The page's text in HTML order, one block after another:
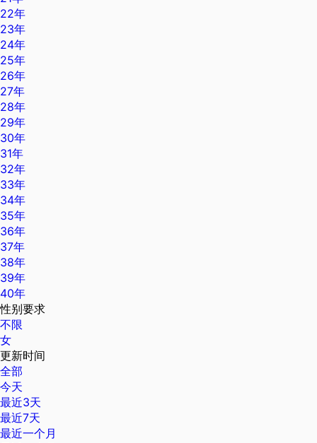
22年
23年
24年
25年
26年
27年
28年
29年
30年
31年
32年
33年
34年
35年
36年
37年
38年
39年
40年
性别要求
不限
女
更新时间
全部
今天
最近3天
最近7天
最近一个月